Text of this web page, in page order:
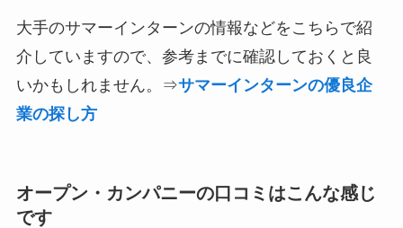
大手のサマーインターンの情報などをこちらで紹
介していますので、参考までに確認しておくと良
いかもしれません。⇒サマーインターンの優良企
業の探し方
オープン・カンパニーの口コミはこんな感じ
です